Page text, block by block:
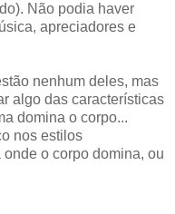
Não podia haver
apreciadores e
nenhum deles, mas
algo das características
domina o corpo...
nos estilos
o corpo domina, ou